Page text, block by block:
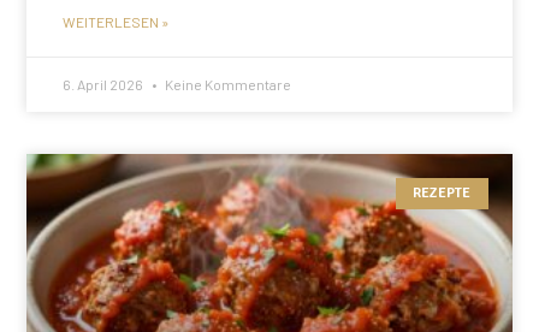
WEITERLESEN »
6. April 2026 Keine Kommentare
REZEPTE